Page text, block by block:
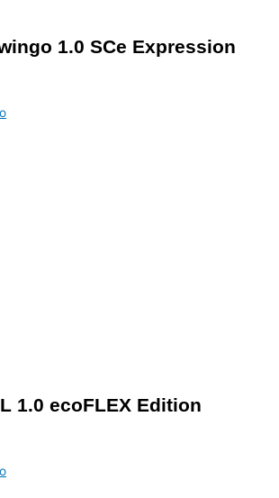
1.0 SCe Expression
1.0 ecoFLEX Edition